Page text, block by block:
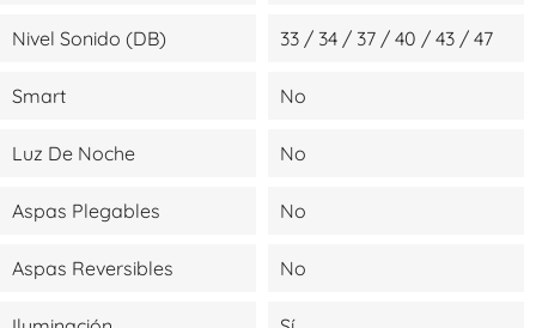
Nivel Sonido (dB) 33 / 34 / 37 / 40 / 43 / 47
Smart No
Luz De Noche No
Aspas Plegables No
Aspas Reversibles No